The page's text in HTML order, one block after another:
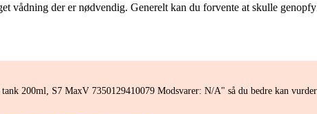
vådning der er nødvendig. Generelt kan du forvente at skulle
200ml, S7 MaxV 7350129410079 Modsvarer: N/A" så du bedre kan